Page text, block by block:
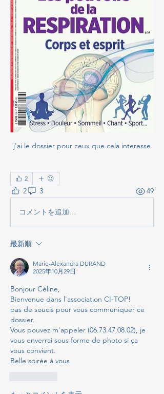
j'ai le dossier pour ceux que cela interesse
2
2 3 49
コメントを追加…
最新順
Marie-Alexandra DURAND
2025年10月29日
Bonjour Céline,
Bienvenue dans l'association CI-TOP!
pas de soucis pour vous communiquer ce
dossier.
Vous pouvez m'appeler (06.73.47.08.02), je
vous enverrai sous forme de photo si ça
vous convient.
Belle soirée à vous